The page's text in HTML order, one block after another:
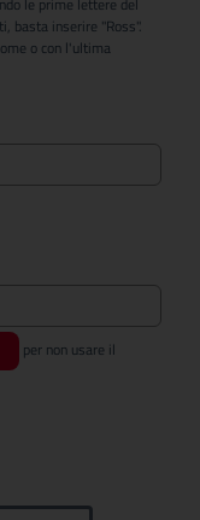
le prime lettere del
basta inserire "Ross".
o con l'ultima
per non usare il